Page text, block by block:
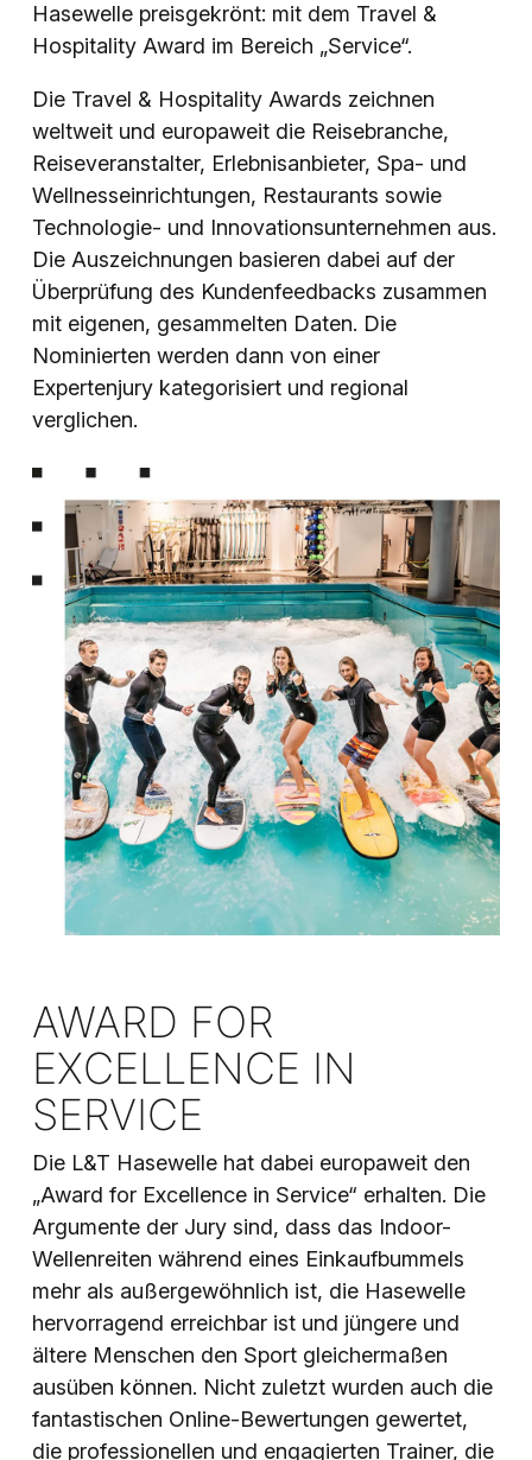
Hasewelle preisgekrönt: mit dem Travel &
Hospitality Award im Bereich „Service“.
Die Travel & Hospitality Awards zeichnen
weltweit und europaweit die Reisebranche,
Reiseveranstalter, Erlebnisanbieter, Spa- und
Wellnesseinrichtungen, Restaurants sowie
Technologie- und Innovationsunternehmen aus.
Die Auszeichnungen basieren dabei auf der
Überprüfung des Kundenfeedbacks zusammen
mit eigenen, gesammelten Daten. Die
Nominierten werden dann von einer
Expertenjury kategorisiert und regional
verglichen.
AWARD FOR
EXCELLENCE IN
SERVICE
Die L&T Hasewelle hat dabei europaweit den
„Award for Excellence in Service“ erhalten. Die
Argumente der Jury sind, dass das Indoor-
Wellenreiten während eines Einkaufbummels
mehr als außergewöhnlich ist, die Hasewelle
hervorragend erreichbar ist und jüngere und
ältere Menschen den Sport gleichermaßen
ausüben können. Nicht zuletzt wurden auch die
fantastischen Online-Bewertungen gewertet,
die professionellen und engagierten Trainer, die